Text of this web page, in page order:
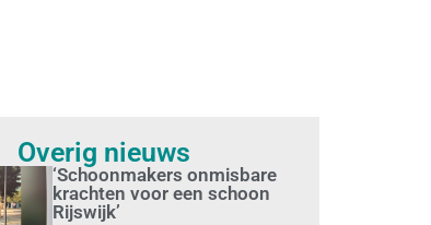
Overig nieuws
‘Schoonmakers onmisbare
krachten voor een schoon
Rijswijk’